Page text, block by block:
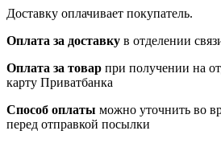
Доставку оплачивает покупатель.
Оплата за доставку в отделении
Оплата за товар при получении на
карту Приватбанка
Способ оплаты можно уточнить во
перед отправкой посылки